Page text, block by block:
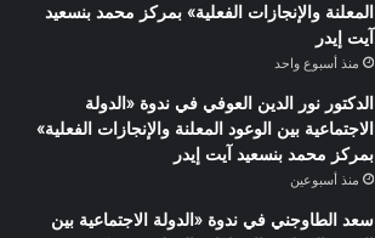
المعلنة والإنجازات الفعلية» بمركز محمد بنسعيد
آيت إيدر
منذ أسبوع واحد
الدكتور نور الدين العوفي في ندوة «الدولة
الاجتماعية بين الوعود المعلنة والإنجازات الفعلية»
بمركز محمد بنسعيد آيت إيدر
منذ أسبوعين
سعد الطاوجني في ندوة «الدولة الاجتماعية بين